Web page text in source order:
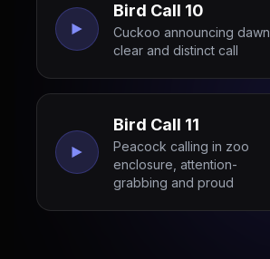
Bird Call 10
Cuckoo announcing dawn,
clear and distinct call
Bird Call 11
Peacock calling in zoo
enclosure, attention-
grabbing and proud